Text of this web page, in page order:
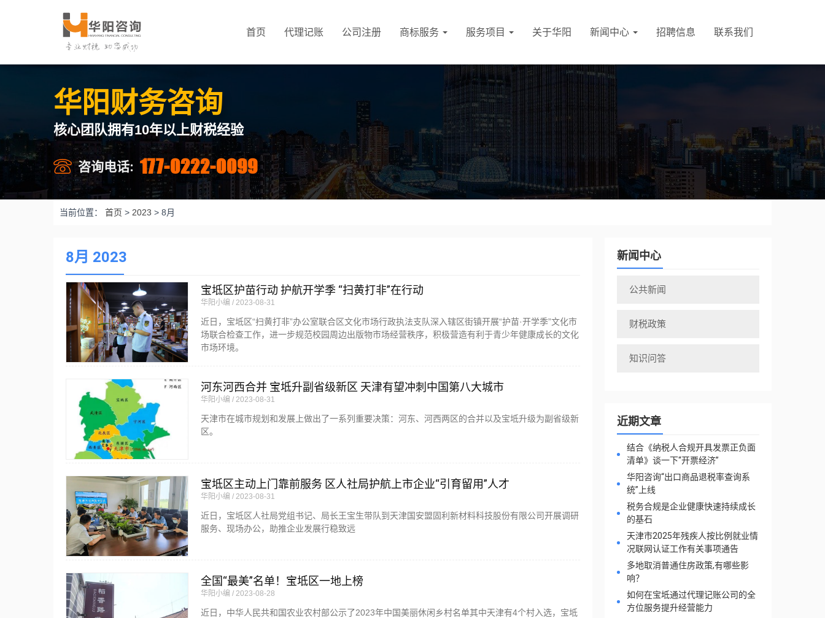
首页 代理记账 公司注册 商标服务 服务项目 关于华阳 新闻中心 招聘信息 联系我们
华阳财务咨询
核心团队拥有10年以上财税经验
咨询电话: 177-0222-0099
当前位置： 首页 > 2023 > 8月
8月 2023
宝坻区护苗行动 护航开学季 “扫黄打非”在行动
华阳小编 2023-08-31
近日，宝坻区“扫黄打非”办公室联合区文化市场行政执法支队深入辖区街镇开展“护苗·开学季”文化市
场联合检查工作，进一步规范校园周边出版物市场经营秩序，积极营造有利于青少年健康成长的文化
市场环境。
河东河西合并 宝坻升副省级新区 天津有望冲刺中国第八大城市
华阳小编 2023-08-31
天津市在城市规划和发展上做出了一系列重要决策：河东、河西两区的合并以及宝坻升级为副省级新
区。
宝坻区主动上门靠前服务 区人社局护航上市企业“引育留用”人才
华阳小编 2023-08-31
近日，宝坻区人社局党组书记、局长王宝生带队到天津国安盟固利新材料科技股份有限公司开展调研
服务、现场办公，助推企业发展行稳致远
全国“最美”名单！宝坻区一地上榜
华阳小编 2023-08-28
近日，中华人民共和国农业农村部公示了2023年中国美丽休闲乡村名单其中天津有4个村入选，宝坻
新闻中心
公共新闻
财税政策
知识问答
近期文章
结合《纳税人合规开具发票正负面
清单》谈一下“开票经济”
华阳咨询“出口商品退税率查询系
统”上线
税务合规是企业健康快速持续成长
的基石
天津市2025年残疾人按比例就业情
况联网认证工作有关事项通告
多地取消普通住房政策,有哪些影
响？
如何在宝坻通过代理记账公司的全
方位服务提升经营能力